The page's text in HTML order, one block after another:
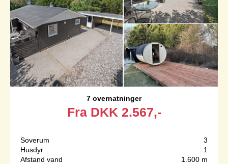
7 overnatninger
Fra DKK 2.567,-
Soverum
3
Husdyr
1
Afstand vand
1.600 m